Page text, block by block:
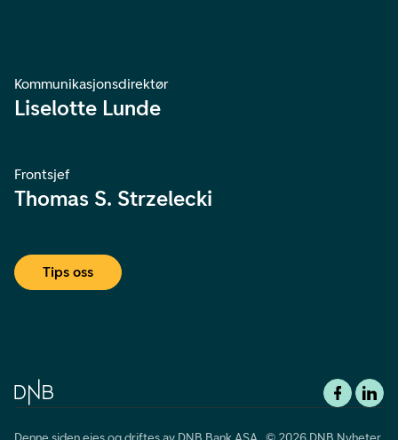
Kommunikasjonsdirektør
Liselotte Lunde
Frontsjef
Thomas S. Strzelecki
Tips oss